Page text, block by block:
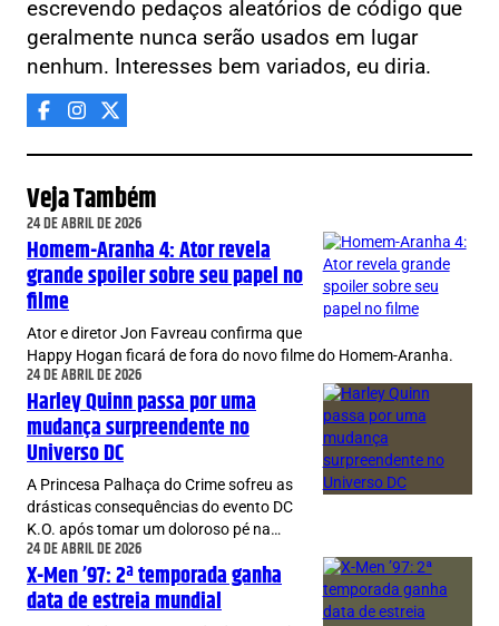
escrevendo pedaços aleatórios de código que
geralmente nunca serão usados em lugar
nenhum. Interesses bem variados, eu diria.
Veja Também
24 DE ABRIL DE 2026
Homem-Aranha 4: Ator revela
grande spoiler sobre seu papel no
filme
Ator e diretor Jon Favreau confirma que
Happy Hogan ficará de fora do novo filme do Homem-Aranha.
24 DE ABRIL DE 2026
Harley Quinn passa por uma
mudança surpreendente no
Universo DC
A Princesa Palhaça do Crime sofreu as
drásticas consequências do evento DC
K.O. após tomar um doloroso pé na…
24 DE ABRIL DE 2026
X-Men ’97: 2ª temporada ganha
data de estreia mundial